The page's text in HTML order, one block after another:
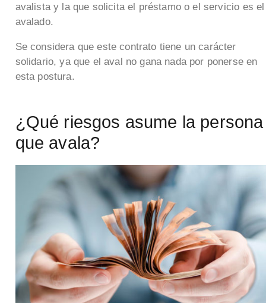
avalista y la que solicita el préstamo o el servicio es el
avalado.
Se considera que este contrato tiene un carácter
solidario, ya que el aval no gana nada por ponerse en
esta postura.
¿Qué riesgos asume la persona
que avala?